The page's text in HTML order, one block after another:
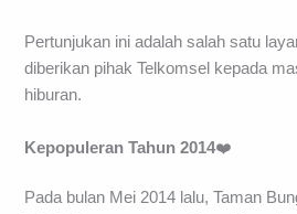
Pertunjukan ini adalah salah satu
diberikan pihak Telkomsel kepada
hiburan.
Kepopuleran Tahun 2014❤️
Pada bulan Mei 2014 lalu, Taman